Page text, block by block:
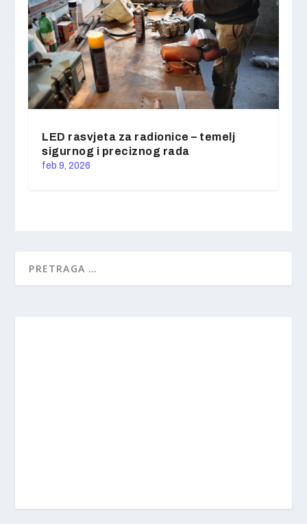
LED rasvjeta za radionice – temelj
sigurnog i preciznog rada
feb 9, 2026